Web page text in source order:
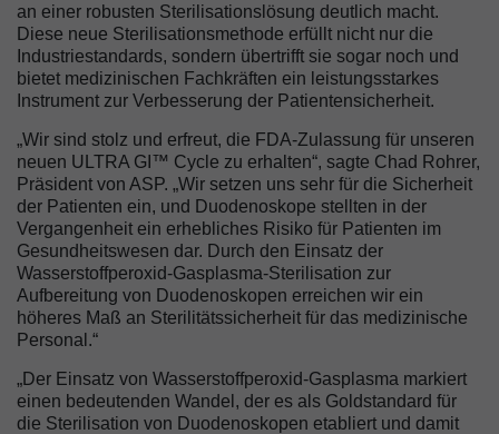
an einer robusten Sterilisationslösung deutlich macht.
Diese neue Sterilisationsmethode erfüllt nicht nur die
Industriestandards, sondern übertrifft sie sogar noch und
bietet medizinischen Fachkräften ein leistungsstarkes
Instrument zur Verbesserung der Patientensicherheit.
„Wir sind stolz und erfreut, die FDA-Zulassung für unseren
neuen ULTRA GI™ Cycle zu erhalten“, sagte Chad Rohrer,
Präsident von ASP. „Wir setzen uns sehr für die Sicherheit
der Patienten ein, und Duodenoskope stellten in der
Vergangenheit ein erhebliches Risiko für Patienten im
Gesundheitswesen dar. Durch den Einsatz der
Wasserstoffperoxid-Gasplasma-Sterilisation zur
Aufbereitung von Duodenoskopen erreichen wir ein
höheres Maß an Sterilitätssicherheit für das medizinische
Personal.“
„Der Einsatz von Wasserstoffperoxid-Gasplasma markiert
einen bedeutenden Wandel, der es als Goldstandard für
die Sterilisation von Duodenoskopen etabliert und damit